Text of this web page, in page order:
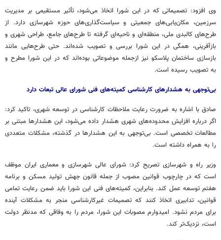
وی افزود: تصمیماتی که در این شورا اتخاذ می‌شود، تأثیر مستقیمی بر مدیریت
سرزمین، مکان‌یابی‌های جمعیتی و سیاست‌گذاری‌های حوزه شهرسازی دارد. از
طرح‌های کالبدی ملی، منطقه‌ای و ناحیه‌ای گرفته تا طرح‌های جامع، طراحی شهری و
بازآفرینی، همگی در این شورا بررسی و تصویب شده‌اند. حتی طرح‌هایی مانند
بازسازی ساختمان پلاسکو نیز ازجمله موضوعاتی بوده‌اند که در این شورا مطرح و
به تصویب رسیده است.
بی‌توجهی به هشدارهای کارشناسی کمیته‌های فنی شورای عالی تبعات دارد
صادق با اشاره به ضرورت رعایت ملاحظات کارشناسی در توسعه شهری، تاکید کرد:
اگر درباره افزایش محدوده‌های شهری هشدار داده می‌شود، این هشدارها مبتنی بر
مطالعات تخصصی است. بی‌توجهی به این هشدارها در گذشته، مشکلات متعددی
را به همراه داشته است.
وزیر راه و شهرسازی تصریح کرد: شورای عالی شهرسازی و معماری ایران موظف
است که در چارچوب قوانین مصوب از جمله قانون جهش تولید مسکن و برنامه
هفتم توسعه عمل کند. بنابراین، کمیته‌های فنی این شورا باید ضمن رعایت تمامی
قوانین، تدابیری اتخاذ کنند که تصمیمات غیرکارشناسی منجر به مشکلات آینده
برای مردم نشود. امیدوارم مصوبات این شورا، مردم را به وفاقی که مدنظر دولت
است، نزدیک‌تر کند.